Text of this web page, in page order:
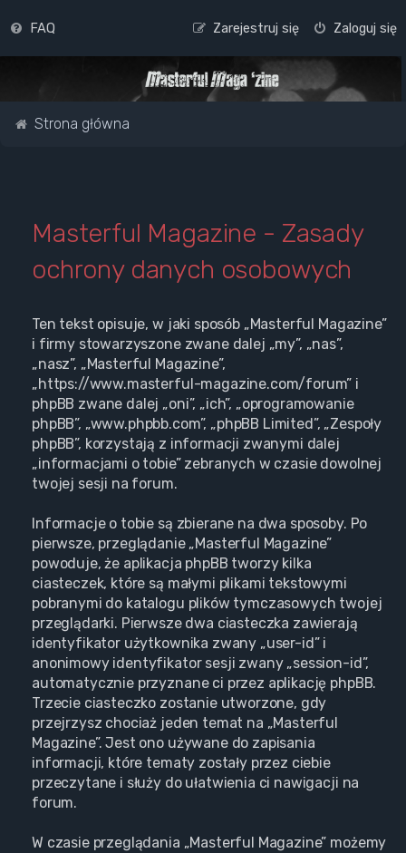
FAQ Zaloguj się
Zarejestruj się
Strona główna
Masterful Magazine - Zasady
ochrony danych osobowych
Ten tekst opisuje, w jaki sposób „Masterful Magazine”
i firmy stowarzyszone zwane dalej „my”, „nas”,
„nasz”, „Masterful Magazine”,
„https://www.masterful-magazine.com/forum” i
phpBB zwane dalej „oni”, „ich”, „oprogramowanie
phpBB”, „www.phpbb.com”, „phpBB Limited”, „Zespoły
phpBB”, korzystają z informacji zwanymi dalej
„informacjami o tobie” zebranych w czasie dowolnej
twojej sesji na forum.
Informacje o tobie są zbierane na dwa sposoby. Po
pierwsze, przeglądanie „Masterful Magazine”
powoduje, że aplikacja phpBB tworzy kilka
ciasteczek, które są małymi plikami tekstowymi
pobranymi do katalogu plików tymczasowych twojej
przeglądarki. Pierwsze dwa ciasteczka zawierają
identyfikator użytkownika zwany „user-id” i
anonimowy identyfikator sesji zwany „session-id”,
automatycznie przyznane ci przez aplikację phpBB.
Trzecie ciasteczko zostanie utworzone, gdy
przejrzysz chociaż jeden temat na „Masterful
Magazine”. Jest ono używane do zapisania
informacji, które tematy zostały przez ciebie
przeczytane i służy do ułatwienia ci nawigacji na
forum.
W czasie przeglądania „Masterful Magazine” możemy